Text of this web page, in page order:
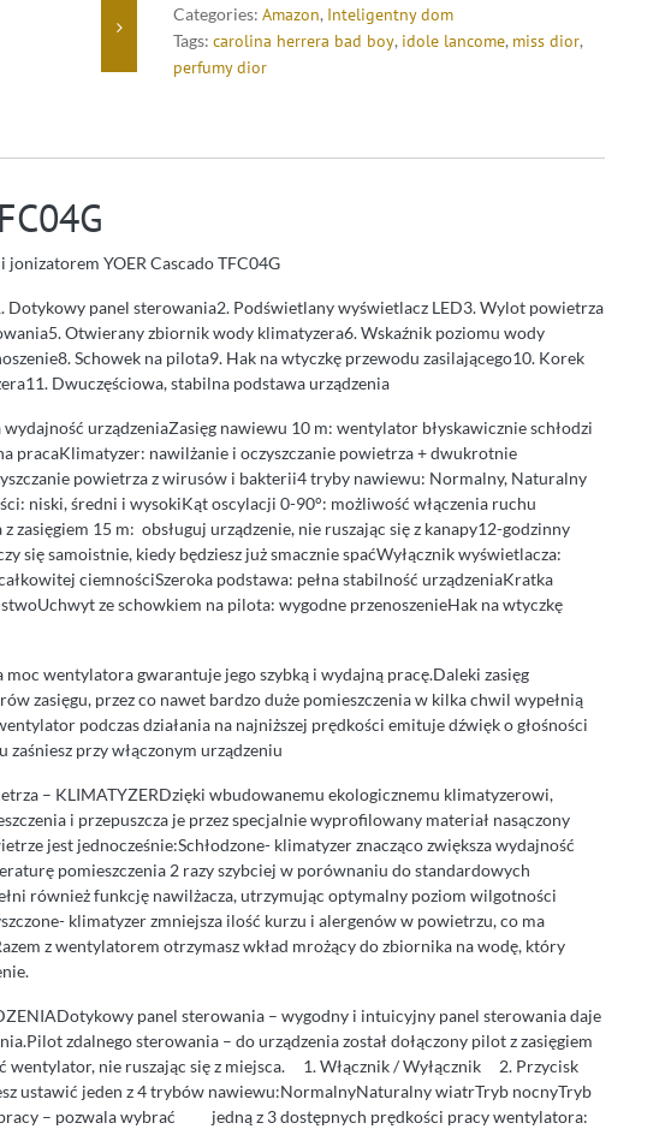
Categories: Amazon, Inteligentny dom
Tags: carolina herrera bad boy, idole lancome, miss dior,
perfumy dior
YOER Cascado TFC04G
Dotykowy panel sterowania2. Podświetlany wyświetlacz LED3. Wylot powietrza
Otwierany zbiornik wody klimatyzera6. Wskaźnik poziomu wody
Schowek na pilota9. Hak na wtyczkę przewodu zasilającego10. Korek
Dwuczęściowa, stabilna podstawa urządzenia
urządzeniaZasięg nawiewu 10 m: wentylator błyskawicznie schłodzi
pracaKlimatyzer: nawilżanie i oczyszczanie powietrza + dwukrotnie
powietrza z wirusów i bakterii4 tryby nawiewu: Normalny, Naturalny
niski, średni i wysokiKąt oscylacji 0-90°: możliwość włączenia ruchu
zasięgiem 15 m: obsługuj urządzenie, nie ruszając się z kanapy12-godzinny
się samoistnie, kiedy będziesz już smacznie spaćWyłącznik wyświetlacza:
ciemnościSzeroka podstawa: pełna stabilność urządzeniaKratka
ze schowkiem na pilota: wygodne przenoszenieHak na wtyczkę
wentylatora gwarantuje jego szybką i wydajną pracę.Daleki zasięg
zasięgu, przez co nawet bardzo duże pomieszczenia w kilka chwil wypełnią
podczas działania na najniższej prędkości emituje dźwięk o głośności
przy włączonym urządzeniu
– KLIMATYZERDzięki wbudowanemu ekologicznemu klimatyzerowi,
i przepuszcza je przez specjalnie wyprofilowany materiał nasączony
jest jednocześnie:Schłodzone- klimatyzer znacząco zwiększa wydajność
pomieszczenia 2 razy szybciej w porównaniu do standardowych
również funkcję nawilżacza, utrzymując optymalny poziom wilgotności
klimatyzer zmniejsza ilość kurzu i alergenów w powietrzu, co ma
z wentylatorem otrzymasz wkład mrożący do zbiornika na wodę, który
panel sterowania – wygodny i intuicyjny panel sterowania daje
zdalnego sterowania – do urządzenia został dołączony pilot z zasięgiem
wentylator, nie ruszając się z miejsca. 1. Włącznik / Wyłącznik 2. Przycisk
ustawić jeden z 4 trybów nawiewu:NormalnyNaturalny wiatrTryb nocnyTryb
– pozwala wybrać jedną z 3 dostępnych prędkości pracy wentylatora: